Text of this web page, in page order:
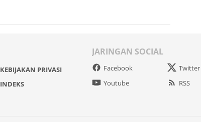
KEBIJAKAN PRIVASI
INDEKS
JARINGAN SOCIAL
Facebook Twitter
Youtube
RSS